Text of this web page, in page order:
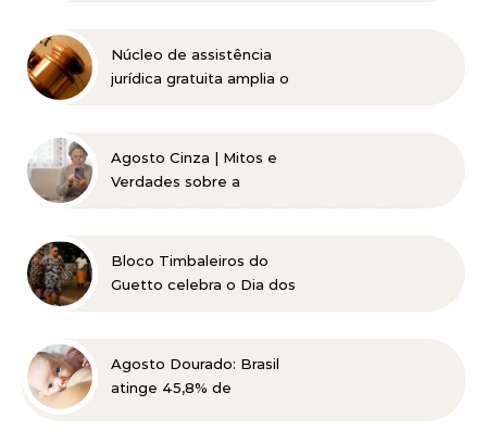
referência nacional
Núcleo de assistência
jurídica gratuita amplia o
Agosto Cinza | Mitos e
Verdades sobre a
Bloco Timbaleiros do
Guetto celebra o Dia dos
Horizonte
Agosto Dourado: Brasil
atinge 45,8% de